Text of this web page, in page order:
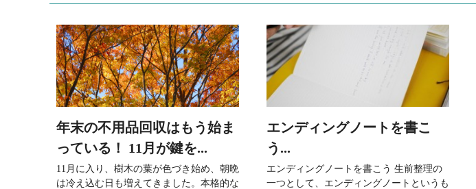
年末の不用品回収はもう始ま
っている！ 11月が鍵を...
11月に入り、樹木の葉が色づき始め、朝晩
は冷え込む日も増えてきました。本格的な
エンディングノートを書こ
う...
エンディングノートを書こう 生前整理の
一つとして、エンディングノートというも